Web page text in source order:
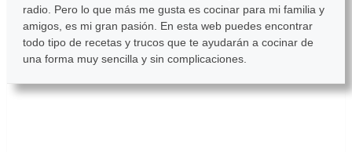
radio. Pero lo que más me gusta es cocinar para mi familia y
amigos, es mi gran pasión. En esta web puedes encontrar
todo tipo de recetas y trucos que te ayudarán a cocinar de
una forma muy sencilla y sin complicaciones.